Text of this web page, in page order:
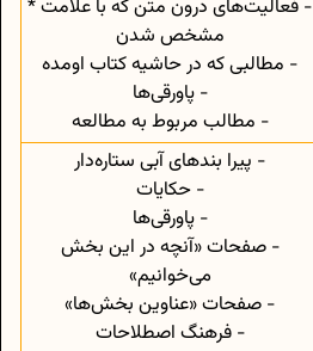
- فعالیت‌های درون متن که با علامت *
مشخص شدن
- مطالبی که در حاشیه کتاب اومده
- پاورقی‌ها
- مطالب مربوط به مطالعه
- پیرا بندهای آبی ستاره‌دار
- حکایات
- پاورقی‌ها
- صفحات «آنچه در این بخش
می‌خوانیم»
- صفحات «عناوین بخش‌ها»
- فرهنگ اصطلاحات